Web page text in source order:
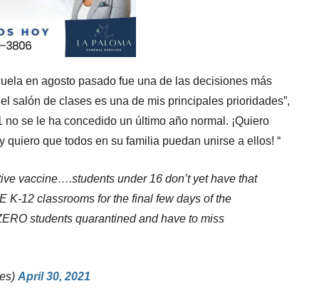
en agosto pasado fue una de las decisiones más
salón de clases es una de mis principales prioridades”,
se le ha concedido un último año normal. ¡Quiero
que todos en su familia puedan unirse a ellos! “
vaccine….students under 16 don’t yet have that
K-12 classrooms for the final few days of the
students quarantined and have to miss
April 30, 2021